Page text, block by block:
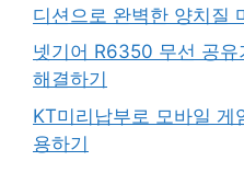
디션으로 완벽한 양치질
넷기어 R6350 무선 공유
해결하기
KT미리납부로 모바일
용하기